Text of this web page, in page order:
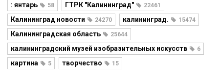
: янтарь 58 ГТРК "Калининград" 22461
Калининград новости 24270 калининград. 15474
Калининградская область 25644
калининградский музей изобразительных искусств 6
картина 5 творчество 15